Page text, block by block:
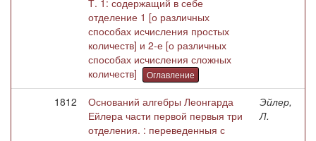
Т. 1: содержащий в себе
отделение 1 [о различных
способах исчисления простых
количеств] и 2-е [о различных
способах исчисления сложных
количеств]
Оглавление
1812
Оснований алгебры Леонгарда
Ейлера части первой первыя три
отделения. : переведенныя с
Эйлер,
Л.